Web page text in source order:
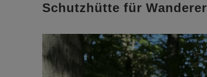
Schutzhütte für Wanderer
Previous